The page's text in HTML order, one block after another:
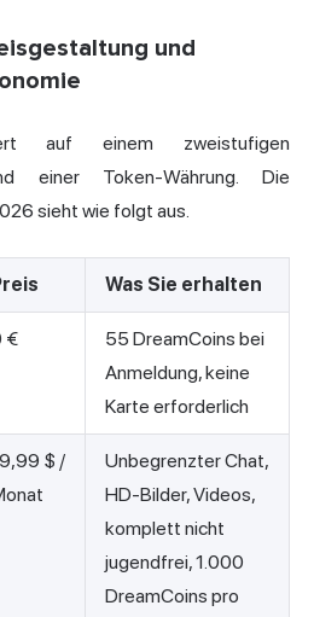
und
auf einem zweistufigen
einer Token-Währung. Die
sieht wie folgt aus.
Was Sie erhalten
€
55 DreamCoins bei
Anmeldung, keine
Karte erforderlich
$ /
Unbegrenzter Chat,
HD-Bilder, Videos,
komplett nicht
jugendfrei, 1.000
DreamCoins pro